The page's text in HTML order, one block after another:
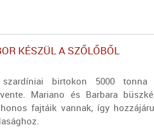
KÉSZÜL A SZŐLŐBŐL
birtokon 5000 tonna
Mariano és Barbara
fajtáik vannak, így